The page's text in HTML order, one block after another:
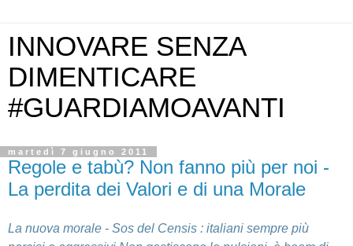
INNOVARE SENZA
DIMENTICARE
#GUARDIAMOAVANTI
martedì 7 giugno 2011
Regole e tabù? Non fanno più per noi -
La perdita dei Valori e di una Morale
La nuova morale - Sos del Censis : italiani sempre più